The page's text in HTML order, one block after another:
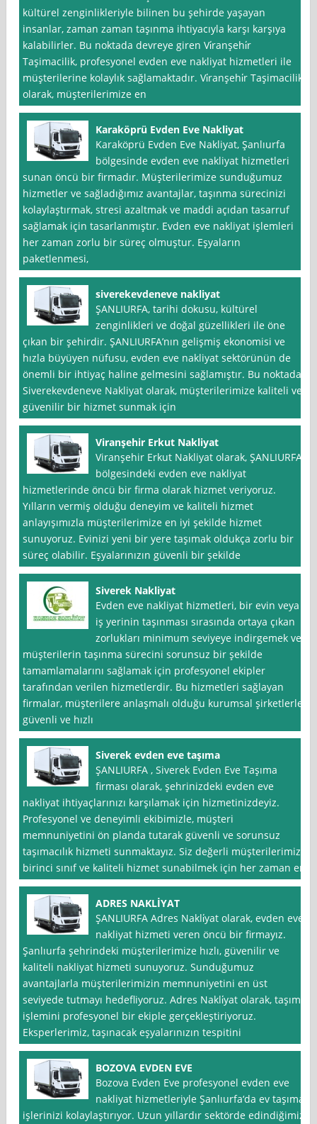
kültürel zenginlikleriyle bilinen bu şehirde yaşayan
insanlar, zaman zaman taşınma ihtiyacıyla karşı karşıya
kalabilirler. Bu noktada devreye giren Vi̇ranşehi̇r
Taşimacilik, profesyonel evden eve nakliyat hizmetleri ile
müşterilerine kolaylık sağlamaktadır. Vi̇ranşehi̇r Taşimacilik
olarak, müşterilerimize en
Karaköprü Evden Eve Nakliyat
Karaköprü Evden Eve Nakliyat, Şanlıurfa
bölgesinde evden eve nakliyat hizmetleri
sunan öncü bir firmadır. Müşterilerimize sunduğumuz
hizmetler ve sağladığımız avantajlar, taşınma sürecinizi
kolaylaştırmak, stresi azaltmak ve maddi açıdan tasarruf
sağlamak için tasarlanmıştır. Evden eve nakliyat işlemleri
her zaman zorlu bir süreç olmuştur. Eşyaların
paketlenmesi,
siverekevdeneve nakliyat
ŞANLIURFA, tarihi dokusu, kültürel
zenginlikleri ve doğal güzellikleri ile öne
çıkan bir şehirdir. ŞANLIURFA’nın gelişmiş ekonomisi ve
hızla büyüyen nüfusu, evden eve nakliyat sektörünün de
önemli bir ihtiyaç haline gelmesini sağlamıştır. Bu noktada
Siverekevdeneve Nakliyat olarak, müşterilerimize kaliteli ve
güvenilir bir hizmet sunmak için
Viranşehir Erkut Nakliyat
Viranşehir Erkut Nakliyat olarak, ŞANLIURFA
bölgesindeki evden eve nakliyat
hizmetlerinde öncü bir firma olarak hizmet veriyoruz.
Yılların vermiş olduğu deneyim ve kaliteli hizmet
anlayışımızla müşterilerimize en iyi şekilde hizmet
sunuyoruz. Evinizi yeni bir yere taşımak oldukça zorlu bir
süreç olabilir. Eşyalarınızın güvenli bir şekilde
Siverek Nakliyat
Evden eve nakliyat hizmetleri, bir evin veya
iş yerinin taşınması sırasında ortaya çıkan
zorlukları minimum seviyeye indirgemek ve
müşterilerin taşınma sürecini sorunsuz bir şekilde
tamamlamalarını sağlamak için profesyonel ekipler
tarafından verilen hizmetlerdir. Bu hizmetleri sağlayan
firmalar, müşterilere anlaşmalı olduğu kurumsal şirketlerle
güvenli ve hızlı
Siverek evden eve taşıma
ŞANLIURFA , Siverek Evden Eve Taşıma
firması olarak, şehrinizdeki evden eve
nakliyat ihtiyaçlarınızı karşılamak için hizmetinizdeyiz.
Profesyonel ve deneyimli ekibimizle, müşteri
memnuniyetini ön planda tutarak güvenli ve sorunsuz
taşımacılık hizmeti sunmaktayız. Siz değerli müşterilerimize
birinci sınıf ve kaliteli hizmet sunabilmek için her zaman en
ADRES NAKLİYAT
ŞANLIURFA Adres Nakli̇yat olarak, evden eve
nakliyat hizmeti veren öncü bir firmayız.
Şanlıurfa şehrindeki müşterilerimize hızlı, güvenilir ve
kaliteli nakliyat hizmeti sunuyoruz. Sunduğumuz
avantajlarla müşterilerimizin memnuniyetini en üst
seviyede tutmayı hedefliyoruz. Adres Nakli̇yat olarak, taşıma
işlemini profesyonel bir ekiple gerçekleştiriyoruz.
Eksperlerimiz, taşınacak eşyalarınızın tespitini
BOZOVA EVDEN EVE
Bozova Evden Eve profesyonel evden eve
nakliyat hizmetleriyle Şanlıurfa‘da ev taşıma
işlerinizi kolaylaştırıyor. Uzun yıllardır sektörde edindiğimiz